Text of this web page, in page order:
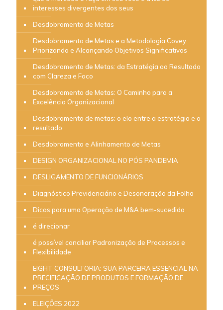
interesses divergentes dos seus
Desdobramento de Metas
Desdobramento de Metas e a Metodologia Covey:
Priorizando e Alcançando Objetivos Significativos
Desdobramento de Metas: da Estratégia ao Resultado
com Clareza e Foco
Desdobramento de Metas: O Caminho para a
Excelência Organizacional
Desdobramento de metas: o elo entre a estratégia e o
resultado
Desdobramento e Alinhamento de Metas
DESIGN ORGANIZACIONAL NO PÓS PANDEMIA
DESLIGAMENTO DE FUNCIONÁRIOS
Diagnóstico Previdenciário e Desoneração da Folha
Dicas para uma Operação de M&A bem-sucedida
é direcionar
é possível conciliar Padronização de Processos e
Flexibilidade
EIGHT CONSULTORIA: SUA PARCEIRA ESSENCIAL NA
PRECIFICAÇÃO DE PRODUTOS E FORMAÇÃO DE
PREÇOS
ELEIÇÕES 2022